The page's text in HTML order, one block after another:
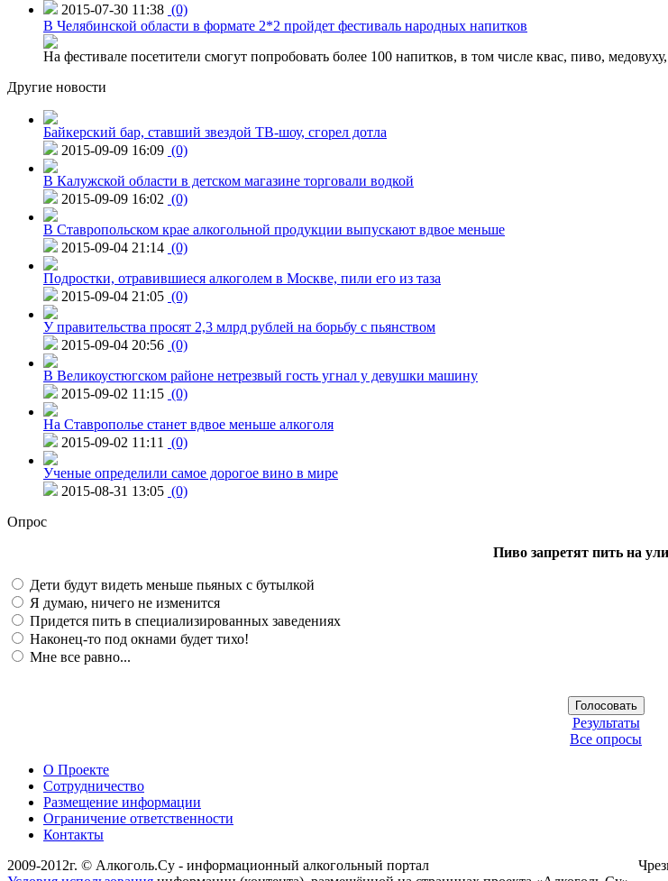
2015-07-30 11:38 (0)
В Челябинской области в формате 2*2 пройдет фестиваль народных напитков
На фестивале посетители смогут попробовать более 100 напитков, в том числе квас, пиво,
Другие новости
Байкерский бар, ставший звездой ТВ-шоу, сгорел дотла
2015-09-09 16:09 (0)
В Калужской области в детском магазине торговали водкой
2015-09-09 16:02 (0)
В Ставропольском крае алкогольной продукции выпускают вдвое меньше
2015-09-04 21:14 (0)
Подростки, отравившиеся алкоголем в Москве, пили его из таза
2015-09-04 21:05 (0)
У правительства просят 2,3 млрд рублей на борьбу с пьянством
2015-09-04 20:56 (0)
В Великоустюгском районе нетрезвый гость угнал у девушки машину
2015-09-02 11:15 (0)
На Ставрополье станет вдвое меньше алкоголя
2015-09-02 11:11
(0)
Ученые определили самое дорогое вино в мире
2015-08-31 13:05 (0)
Опрос
Пиво запретят пить на
Дети будут видеть меньше пьяных с бутылкой
Я думаю, ничего не изменится
Придется пить в специализированных заведениях
Наконец-то под окнами будет тихо!
Мне все равно...
Результаты
Все опросы
О Проекте
Сотрудничество
Размещение информации
Ограничение ответственности
Контакты
2009-2012г. © Алкоголь.Су - информационный алкогольный портал